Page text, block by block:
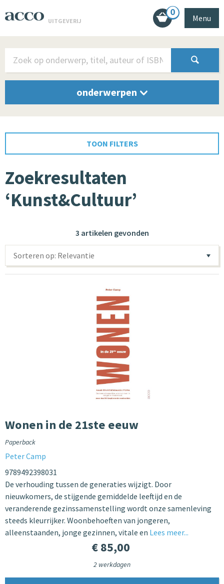
UITGEVERIJ
0
Menu
onderwerpen
TOON FILTERS
Zoekresultaten
‘Kunst&Cultuur’
3 artikelen gevonden
Sorteren op: Relevantie
Wonen in de 21ste eeuw
Paperback
Peter Camp
9789492398031
De verhouding tussen de generaties wijzigt. Door
nieuwkomers, de stijgende gemiddelde leeftijd en de
veranderende gezinssamenstelling wordt onze samenleving
steeds kleurrijker. Woonbehoeften van jongeren,
alleenstaanden, jonge gezinnen, vitale en Lees meer...
€ 85,00
2 werkdagen